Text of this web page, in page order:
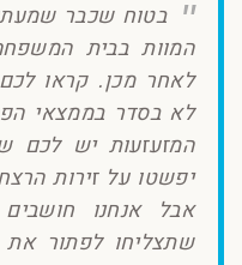
בטוח שכבר
המוות בבית
לאחר מכן. קראו
לא בסדר בממצאי
המזעזעות יש לכם
יפשטו על זירות
אבל אנחנו
שתצליחו לפתור את